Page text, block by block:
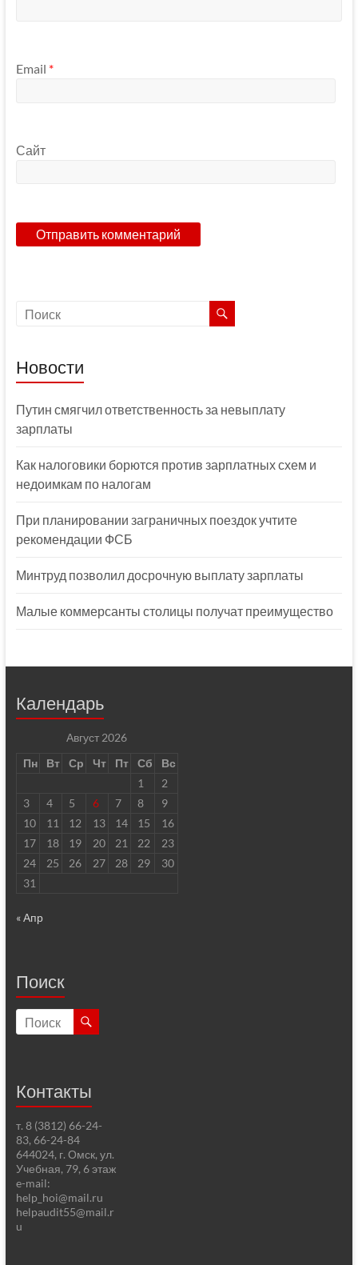
Email *
Сайт
Новости
Путин смягчил ответственность за невыплату
зарплаты
Как налоговики борются против зарплатных схем и
недоимкам по налогам
При планировании заграничных поездок учтите
рекомендации ФСБ
Минтруд позволил досрочную выплату зарплаты
Малые коммерсанты столицы получат преимущество
Календарь
Август 2026
Пн
Вт Ср Чт Пт Сб
Вс
1
2
3
4 5 6 7 8
9
10
11 12 13 14 15
16
17
18 19 20 21 22
23
24
25 26 27 28 29
30
31
« Апр
Поиск
Контакты
т. 8 (3812) 66-24-
83, 66-24-84
644024, г. Омск, ул.
Учебная, 79, 6 этаж
e-mail:
help_hoi@mail.ru
helpaudit55@mail.r
u